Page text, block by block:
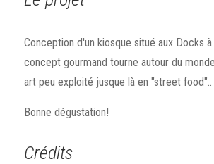
Conception d'un kiosque situé aux Docks à
concept gourmand tourne autour du
art peu exploité jusque là en "street food"..
Bonne dégustation!
Crédits